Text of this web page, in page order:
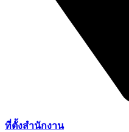
ที่ตั้งสำนักงาน